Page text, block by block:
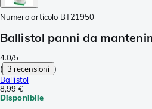
Numero articolo BT21950
Ballistol panni da
4.0/5
( 3 recensioni )
Ballistol
8,99 €
Disponibile